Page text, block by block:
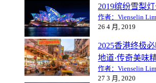
2019缤纷雪梨
作者：Vienselin Lim
26 4 月, 2019
2025香港终极
地道·传奇美味
作者：Vienselin Lim
27 3 月, 2020